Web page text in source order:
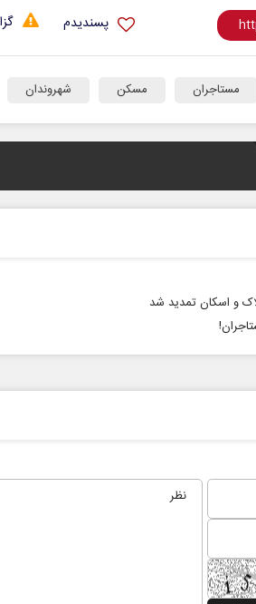
پسندیدم
مستاجران مسکن شهروندان
و اسکان تمدید شد
از باتلاق انرژی تا بن‌بست ترامپ